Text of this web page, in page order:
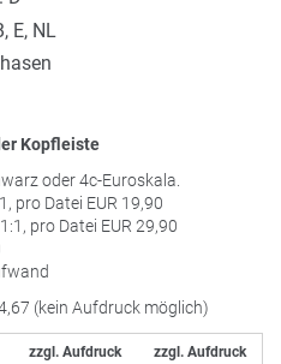
E, NL
Kopfleiste
oder 4c-Euroskala.
pro Datei EUR 19,90
pro Datei EUR 29,90
(kein Aufdruck möglich)
zzgl. Aufdruck
zzgl. Aufdruck